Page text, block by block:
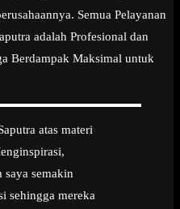
Semua Pelayanan
adalah Profesional dan
Berdampak Maksimal untuk
atas materi
saya semakin
sehingga mereka